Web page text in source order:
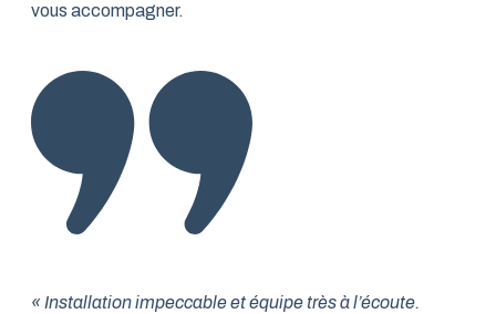
vous accompagner.
« Installation impeccable et équipe très à l’écoute.